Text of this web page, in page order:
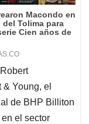
Young, el
de BHP Billiton
el sector